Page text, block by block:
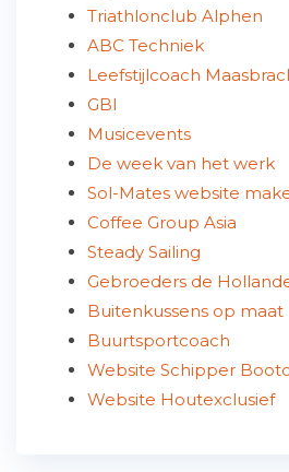
Triathlonclub Alphen
ABC Techniek
Leefstijlcoach
GBI
Musicevents
De week van het werk
Sol-Mates website
Coffee Group Asia
Steady Sailing
Gebroeders de
Buitenkussens op maat
Buurtsportcoach
Website Schipper
Website Houtexclusief